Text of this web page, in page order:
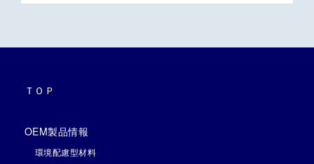
ＴＯＰ
OEM製品情報
環境配慮型材料